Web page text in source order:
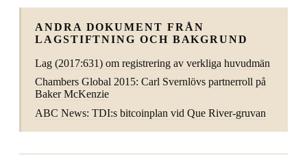
ANDRA DOKUMENT FRÅN
LAGSTIFTNING OCH BAKGRUND
Lag (2017:631) om registrering av verkliga huvudmän
Chambers Global 2015: Carl Svernlövs partnerroll på
Baker McKenzie
ABC News: TDI:s bitcoinplan vid Que River-gruvan